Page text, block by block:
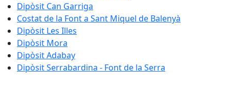
Dipòsit Can Garriga
Costat de la Font a Sant Miquel de Balenyà
Dipòsit Les Illes
Dipòsit Mora
Dipòsit Adabay
Dipòsit Serrabardina - Font de la Serra